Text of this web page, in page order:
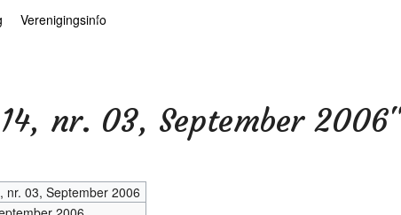
Verenigingsinfo
RHIDOCnr. 03, September 2006"
nr. 03, September 2006